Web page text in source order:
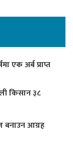
एक अर्ब प्राप्त
किसान ३८
बनाउन आग्रह